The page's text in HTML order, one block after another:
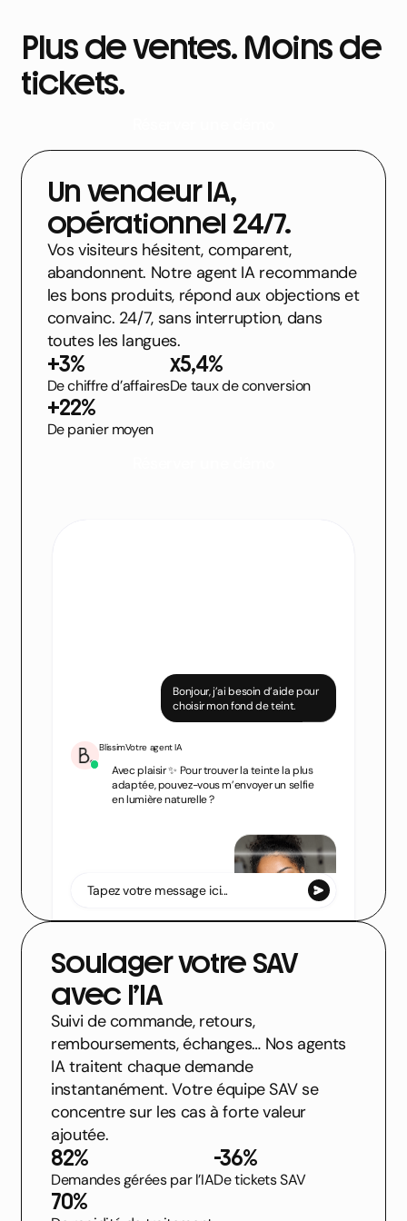
Plus de ventes. Moins de
tickets.
Un vendeur IA,
opérationnel 24/7.
Vos visiteurs hésitent, comparent,
abandonnent. Notre agent IA recommande
les bons produits, répond aux objections et
convainc. 24/7, sans interruption, dans
toutes les langues.
+3%
De chiffre d’affaires
x5,4%
De taux de conversion
+22%
De panier moyen
Bonjour, j’ai besoin d’aide pour
choisir mon fond de teint.
BlissimVotre agent IA
Avec plaisir ✨ Pour trouver la teinte la plus
adaptée, pouvez-vous m’envoyer un selfie
en lumière naturelle ?
Sc an encours
Blissim Votre agent IA
Tapez votre message ici...
Soulager votre SAV
avec l’IA
Suivi de commande, retours,
remboursements, échanges… Nos agents
IA traitent chaque demande
instantanément. Votre équipe SAV se
concentre sur les cas à forte valeur
ajoutée.
82%
Demandes gérées par l’IA
-36%
De tickets SAV
70%